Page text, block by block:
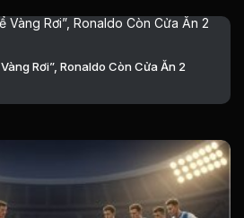
Rơi”, Ronaldo Còn Cửa Ăn 2